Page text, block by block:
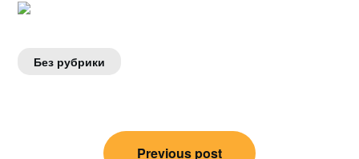
Без рубрики
Навигация
Previous post